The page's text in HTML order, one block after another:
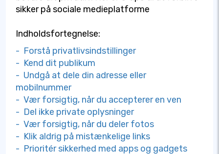
sikker på sociale medieplatforme
Indholdsfortegnelse:
- Forstå privatlivsindstillinger
- Kend dit publikum
- Undgå at dele din adresse eller
mobilnummer
- Vær forsigtig, når du accepterer en ven
- Del ikke private oplysninger
- Vær forsigtig, når du deler fotos
- Klik aldrig på mistænkelige links
- Prioritér sikkerhed med apps og gadgets